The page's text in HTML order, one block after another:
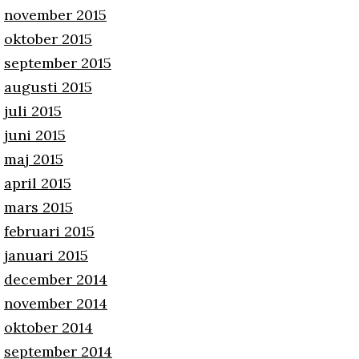
november 2015
oktober 2015
september 2015
augusti 2015
juli 2015
juni 2015
maj 2015
april 2015
mars 2015
februari 2015
januari 2015
december 2014
november 2014
oktober 2014
september 2014